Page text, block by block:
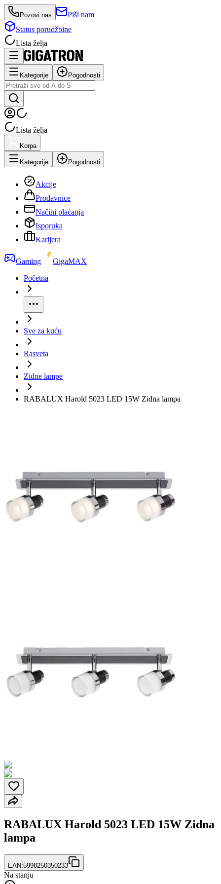
Pozovi nas
Piši nam
Status porudžbine
Lista želja
Kategorije Pogodnosti
Lista želja
Korpa
Kategorije Pogodnosti
Akcije
Prodavnice
Načini plaćanja
Isporuka
Karijera
Gaming
GigaMAX
Početna
Sve za kuću
Rasveta
Zidne lampe
RABALUX Harold 5023 LED 15W Zidna lampa
RABALUX Harold 5023 LED 15W Zidna
lampa
EAN:5998250350233
Na stanju